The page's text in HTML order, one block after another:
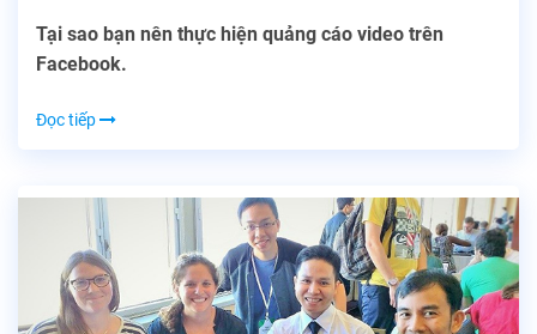
Tại sao bạn nên thực hiện quảng cáo video trên
Facebook.
Đọc tiếp